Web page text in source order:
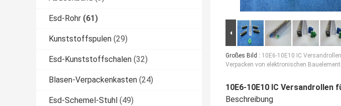
Esd-Rohr (61)
Kunststoffspulen (29)
Esd-Kunststoffschalen (32)
Blasen-Verpackenkasten (24)
Esd-Schemel-Stuhl (49)
Großes Bild : 10E6-10E10 IC
Verpacken von elektronischen
10E6-10E10 IC
Beschreibung